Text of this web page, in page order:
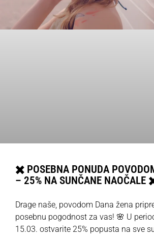
✖️ POSEBNA PONUDA
– 25% NA SUNČANE NAOČALE
Drage naše, povodom Dana žena
posebnu pogodnost za vas! 🌸 U
15.03. ostvarite 25% popusta na sve